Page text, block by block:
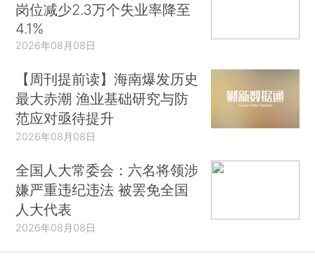
岗位减少2.3万个失业率降至
4.1%
2026年08月08日
【周刊提前读】海南爆发历史
最大赤潮 渔业基础研究与防
范应对亟待提升
2026年08月08日
全国人大常委会：六名将领涉
嫌严重违纪违法 被罢免全国
人大代表
2026年08月08日